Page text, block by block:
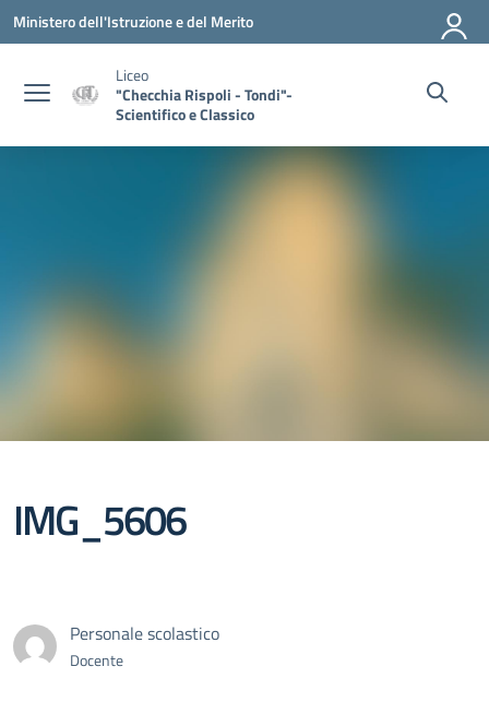
Vai ai contenuti
Vai al menu di navigazione
Vai al footer
Ministero dell'Istruzione e del Merito
Liceo
"Checchia Rispoli - Tondi"-
Scientifico e Classico
IMG_5606
Personale scolastico
Docente